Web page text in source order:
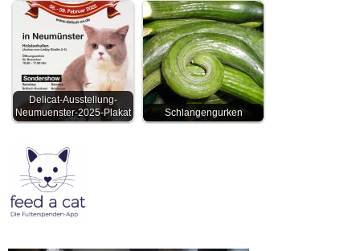
Delicat-Ausstellung-
Neumuenster-2025-Plakat
Schlangengurken